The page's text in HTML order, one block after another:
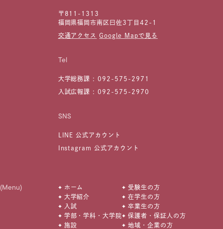
〒811-1313
福岡県福岡市南区曰佐3丁目42-1
交通アクセス Google Mapで見る
Tel
大学総務課 :092-575-2971
入試広報課 :092-575-2970
SNS
LINE 公式アカウント
Instagram 公式アカウント
(Menu)
ホーム
大学紹介
入試
学部・学科・大学院
施設
受験生の方
在学生の方
卒業生の方
保護者・保証人の方
地域・企業の方